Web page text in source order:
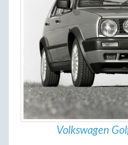
Volkswagen